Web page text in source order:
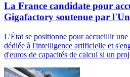
La France candidate pour
Gigafactory soutenue par
L'État se positionne pour accueillir
dédiée à l'intelligence artificielle et
d'euros de capacités de calcul si un